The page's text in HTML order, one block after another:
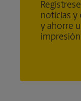
noticias y
y ahorre